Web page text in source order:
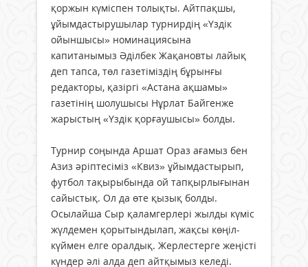
қоржын күміспен толықты. Айтпақшы,
ұйымдастырушылар турнирдің «Үздік
ойыншысы» номинациясына
капитанымыз Әділбек Жақановты лайық
деп тапса, төл газетіміздің бұрынғы
редакторы, қазіргі «Астана ақшамы»
газетінің шолушысы Нұрлат Байгенже
жарыстың «Үздік қорғаушысы» болды.
Турнир соңында Аршат Ораз ағамыз бен
Азиз әріптесіміз «Квиз» ұйымдастырып,
футбол тақырыбында ой тапқырлығынан
сайыстық. Ол да өте қызық болды.
Осылайша Сыр қаламгерлері жылды күміс
жүлдемен қорытындылап, жақсы көңіл-
күймен елге оралдық. Жерлестерге жеңісті
күндер әлі алда деп айтқымыз келеді.